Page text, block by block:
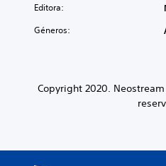
Editora:
Géneros:
Copyright 2020.